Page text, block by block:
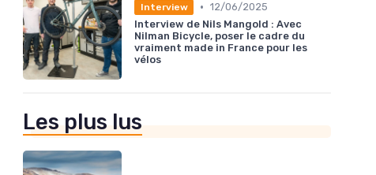
Interview • 12/06/2025
Interview de Nils Mangold : Avec
Nilman Bicycle, poser le cadre du
vraiment made in France pour les
vélos
Les plus lus